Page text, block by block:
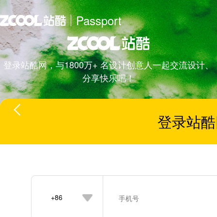
Passport
登录站酷网，与1800万+ 名设计创意人一起交流设计、
分享快乐吧！